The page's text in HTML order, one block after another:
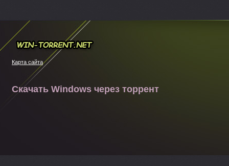
Карта сайта
Скачать Windows через торрент